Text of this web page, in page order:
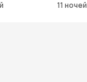
11 ночей